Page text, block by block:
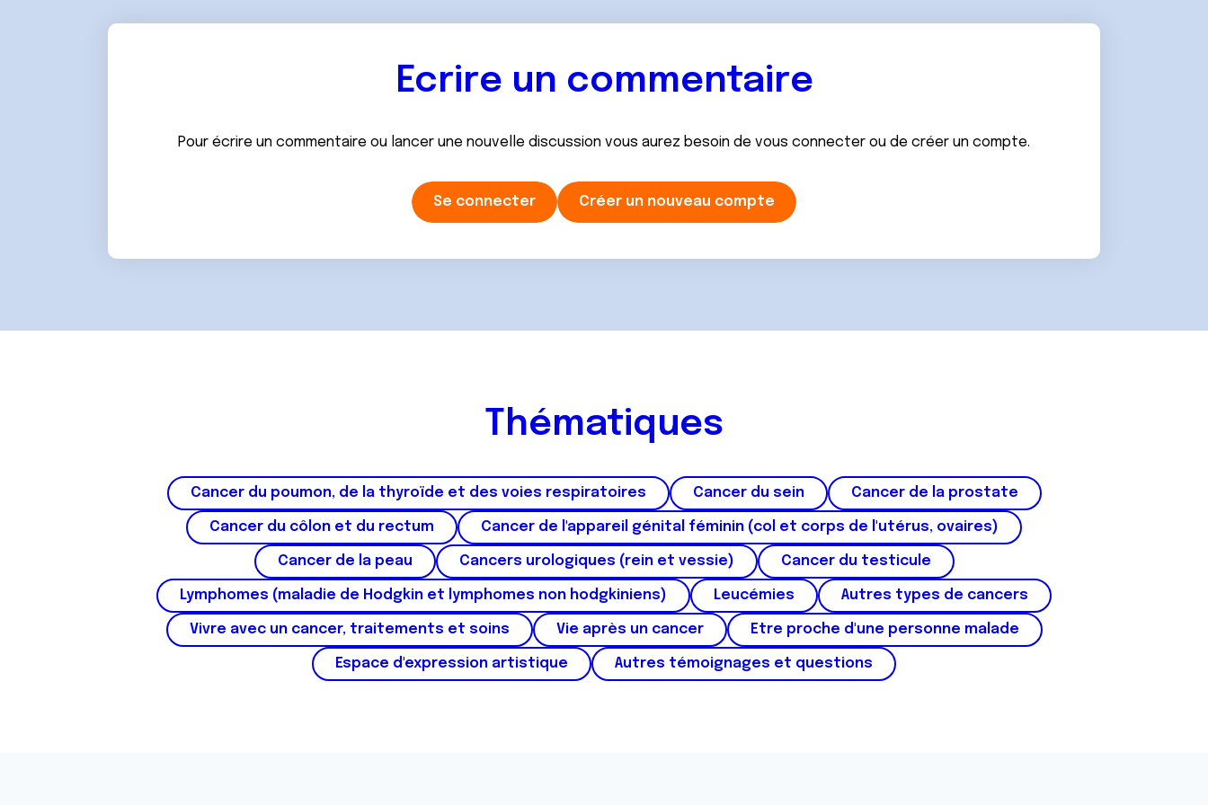
n
Ecrire un commentaire
Pour écrire un commentaire ou lancer une nouvelle discussion vous aurez besoin de vous connecter ou de créer un compte.
Se connecter Créer un nouveau compte
Thématiques
Cancer du poumon, de la thyroïde et des voies respiratoires Cancer du sein Cancer de la prostate
Cancer du côlon et du rectum Cancer de l'appareil génital féminin (col et corps de l'utérus, ovaires)
Cancer de la peau Cancers urologiques (rein et vessie) Cancer du testicule
Lymphomes (maladie de Hodgkin et lymphomes non hodgkiniens) Leucémies Autres types de cancers
Vivre avec un cancer, traitements et soins Vie après un cancer Etre proche d'une personne malade
Espace d'expression artistique Autres témoignages et questions